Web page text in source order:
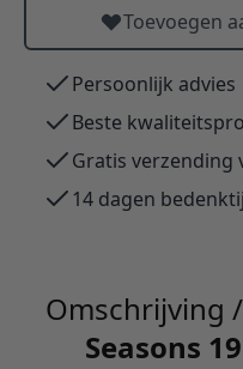
Toevoegen
Persoonlijk advies
Beste
Gratis verzending
14 dagen
Omschrijving /
Seasons